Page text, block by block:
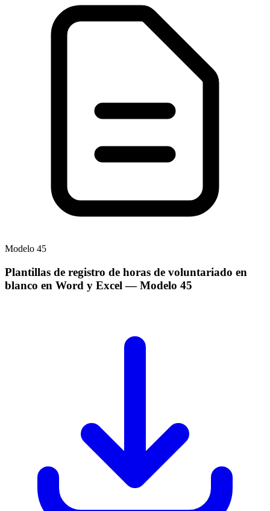
Modelo 45
Plantillas de registro de horas de voluntariado en
blanco en Word y Excel — Modelo 45